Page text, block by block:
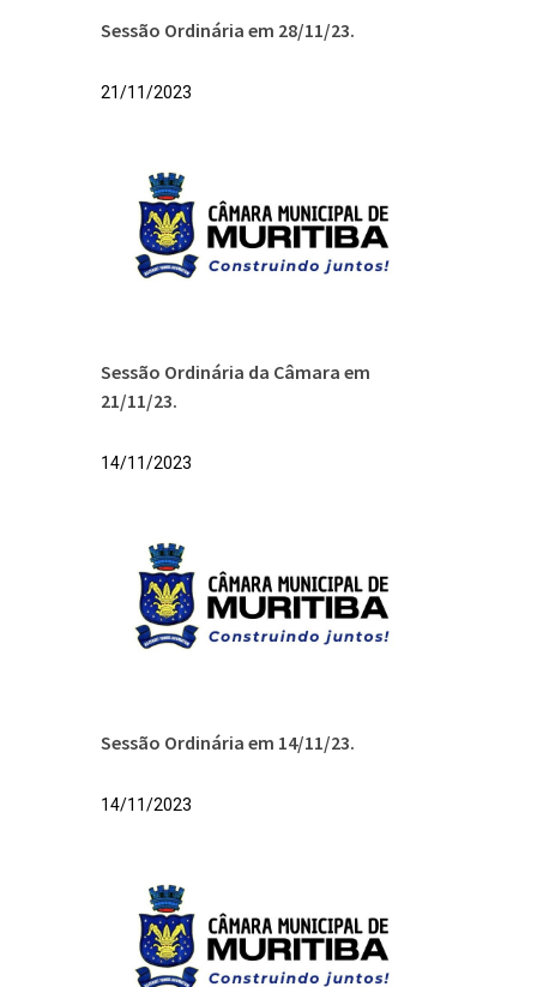
Sessão Ordinária em 28/11/23.
21/11/2023
Sessão Ordinária da Câmara em
21/11/23.
14/11/2023
Sessão Ordinária em 14/11/23.
14/11/2023